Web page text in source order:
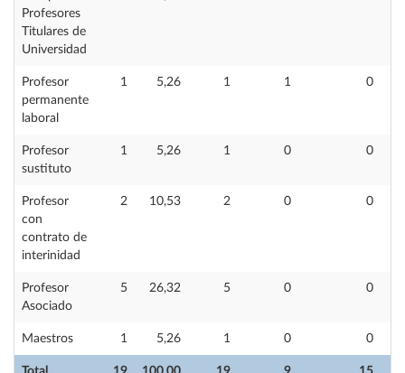
Profesores
Titulares de
Universidad
Profesor
permanente
laboral
1 5,26 1 1 0
Profesor
sustituto
1 5,26 1 0 0
Profesor
con
contrato de
interinidad
2 10,53 2 0 0
Profesor
Asociado
5 26,32 5 0 0
Maestros 1 5,26 1 0 0